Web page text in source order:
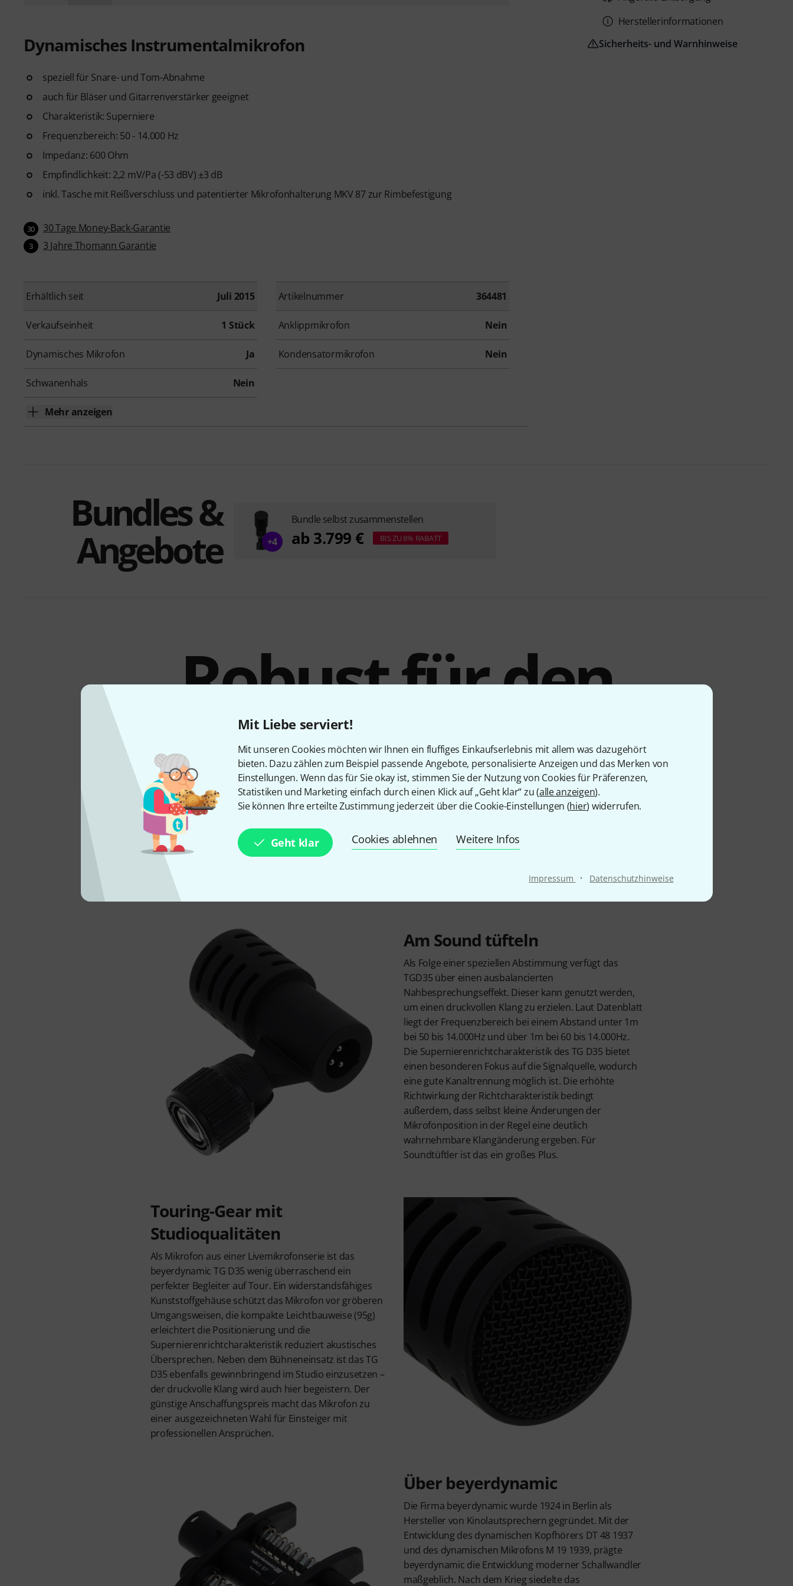
Mit Liebe serviert!
Mit unseren Cookies möchten wir Ihnen ein fluffiges Einkaufserlebnis mit allem was dazugehört
bieten. Dazu zählen zum Beispiel passende Angebote, personalisierte Anzeigen und das Merken von
Einstellungen. Wenn das für Sie okay ist, stimmen Sie der Nutzung von Cookies für Präferenzen,
Statistiken und Marketing einfach durch einen Klick auf „Geht klar“ zu (alle anzeigen).
Sie können Ihre erteilte Zustimmung jederzeit über die Cookie-Einstellungen (hier) widerrufen.
Geht klar Cookies ablehnen Weitere Infos
Impressum · Datenschutzhinweise
Dynamisches Instrumentalmikrofon
speziell für Snare- und Tom-Abnahme
auch für Bläser und Gitarrenverstärker geeignet
Charakteristik: Superniere
Frequenzbereich: 50 - 14.000 Hz
Impedanz: 600 Ohm
Empfindlichkeit: 2,2 mV/Pa (-53 dBV) ±3 dB
inkl. Tasche mit Reißverschluss und patentierter Mikrofonhalterung MKV 87 zur Rimbefestigung
30 30 Tage Money-Back-Garantie
3 3 Jahre Thomann Garantie
Erhältlich seit Juli 2015 Artikelnummer 364481
Verkaufseinheit 1 Stück Anklippmikrofon Nein
Dynamisches Mikrofon Ja Kondensatormikrofon Nein
Schwanenhals Nein
Mehr anzeigen
Herstellerinformationen
Sicherheits- und Warnhinweise
Bundles &
Angebote +4
Bundle selbst zusammenstellen
ab 3.799 € BIS ZU 8% RABATT
Robust für den
Bühneneinsatz
Das beyerdynamic TG D35 ist ein dynamisches Instrumentenmikrofon aus der Touring-Gear-Serie (TG: Touring
Gear), das perfekt für die harten Bedingungen im Live-Einsatz gewappnet ist. Ein robustes, aus Kunststoff
gefertigtes Gehäuse und ein Drahtgeflecht schützen das elektronische Innenleben und die Kapsel zuverlässig vor
mechanischen Beschädigungen. Optimiert für eine Abnahme von Drums und Percussion, verspricht der kompakte
Schallwandler durchsetzungsstarke Ergebnisse. Passenderweise befindet sich die patentierte Mikrofonhalterung
MKV 87 für eine Montage des Mikrofons direkt am Instrument im Lieferumfang.
Am Sound tüfteln
Als Folge einer speziellen Abstimmung verfügt das
TGD35 über einen ausbalancierten
Nahbesprechungseffekt. Dieser kann genutzt werden,
um einen druckvollen Klang zu erzielen. Laut Datenblatt
liegt der Frequenzbereich bei einem Abstand unter 1m
bei 50 bis 14.000Hz und über 1m bei 60 bis 14.000Hz.
Die Supernierenrichtcharakteristik des TG D35 bietet
einen besonderen Fokus auf die Signalquelle, wodurch
eine gute Kanaltrennung möglich ist. Die erhöhte
Richtwirkung der Richtcharakteristik bedingt
außerdem, dass selbst kleine Änderungen der
Mikrofonposition in der Regel eine deutlich
wahrnehmbare Klangänderung ergeben. Für
Soundtüftler ist das ein großes Plus.
Touring-Gear mit
Studioqualitäten
Als Mikrofon aus einer Livemikrofonserie ist das
beyerdynamic TG D35 wenig überraschend ein
perfekter Begleiter auf Tour. Ein widerstandsfähiges
Kunststoffgehäuse schützt das Mikrofon vor gröberen
Umgangsweisen, die kompakte Leichtbauweise (95g)
erleichtert die Positionierung und die
Supernierenrichtcharakteristik reduziert akustisches
Übersprechen. Neben dem Bühneneinsatz ist das TG
D35 ebenfalls gewinnbringend im Studio einzusetzen –
der druckvolle Klang wird auch hier begeistern. Der
günstige Anschaffungspreis macht das Mikrofon zu
einer ausgezeichneten Wahl für Einsteiger mit
professionellen Ansprüchen.
Über beyerdynamic
Die Firma beyerdynamic wurde 1924 in Berlin als
Hersteller von Kinolautsprechern gegründet. Mit der
Entwicklung des dynamischen Kopfhörers DT 48 1937
und des dynamischen Mikrofons M 19 1939, prägte
beyerdynamic die Entwicklung moderner Schallwandler
maßgeblich. Nach dem Krieg siedelte das